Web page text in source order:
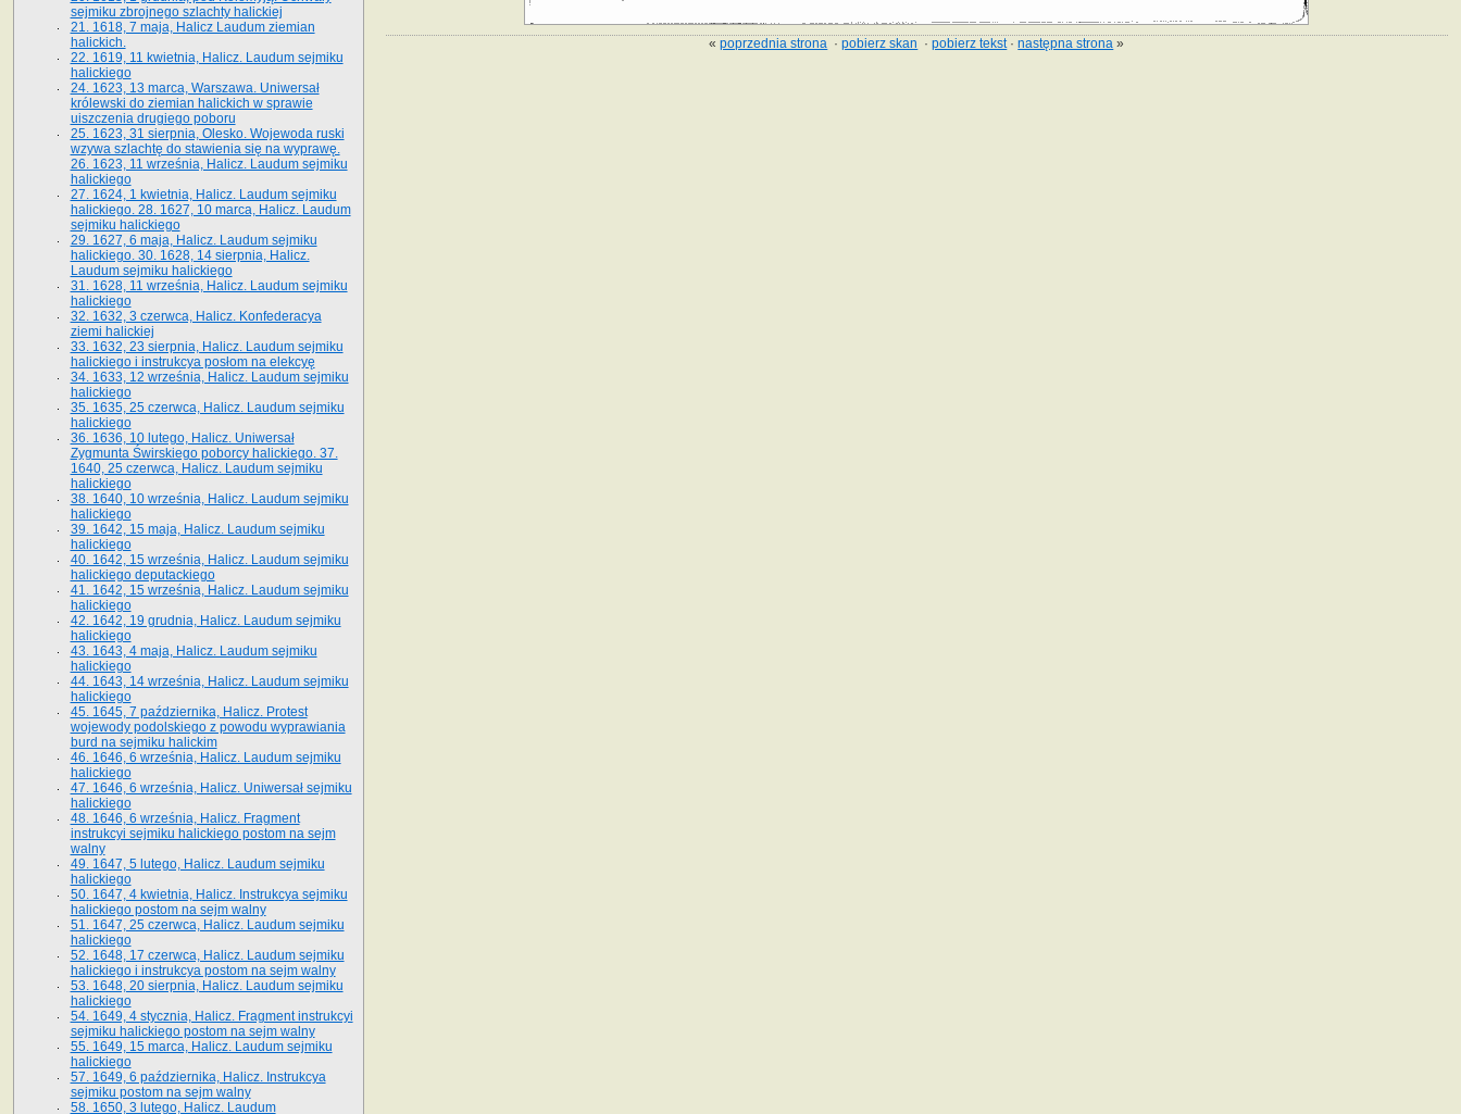
«poprzednia strona ·pobierz skan ·pobierz tekst·następna strona »
sejmiku zbrojnego szlachty halickiej
21. 1618, 7 maja, Halicz Laudum ziemian
halickich.
22. 1619, 11 kwietnia, Halicz. Laudum sejmiku
halickiego
24. 1623, 13 marca, Warszawa. Uniwersał
królewski do ziemian halickich w sprawie
uiszczenia drugiego poboru
25. 1623, 31 sierpnia, Olesko. Wojewoda ruski
wzywa szlachtę do stawienia się na wyprawę.
26. 1623, 11 września, Halicz. Laudum sejmiku
halickiego
27. 1624, 1 kwietnia, Halicz. Laudum sejmiku
halickiego. 28. 1627, 10 marca, Halicz. Laudum
sejmiku halickiego
29. 1627, 6 maja, Halicz. Laudum sejmiku
halickiego. 30. 1628, 14 sierpnia, Halicz.
Laudum sejmiku halickiego
31. 1628, 11 września, Halicz. Laudum sejmiku
halickiego
32. 1632, 3 czerwca, Halicz. Konfederacya
ziemi halickiej
33. 1632, 23 sierpnia, Halicz. Laudum sejmiku
halickiego i instrukcya posłom na elekcyę
34. 1633, 12 września, Halicz. Laudum sejmiku
halickiego
35. 1635, 25 czerwca, Halicz. Laudum sejmiku
halickiego
36. 1636, 10 lutego, Halicz. Uniwersał
Zygmunta Świrskiego poborcy halickiego. 37.
1640, 25 czerwca, Halicz. Laudum sejmiku
halickiego
38. 1640, 10 września, Halicz. Laudum sejmiku
halickiego
39. 1642, 15 maja, Halicz. Laudum sejmiku
halickiego
40. 1642, 15 września, Halicz. Laudum sejmiku
halickiego deputackiego
41. 1642, 15 września, Halicz. Laudum sejmiku
halickiego
42. 1642, 19 grudnia, Halicz. Laudum sejmiku
halickiego
43. 1643, 4 maja, Halicz. Laudum sejmiku
halickiego
44. 1643, 14 września, Halicz. Laudum sejmiku
halickiego
45. 1645, 7 października, Halicz. Protest
wojewody podolskiego z powodu wyprawiania
burd na sejmiku halickim
46. 1646, 6 września, Halicz. Laudum sejmiku
halickiego
47. 1646, 6 września, Halicz. Uniwersał sejmiku
halickiego
48. 1646, 6 września, Halicz. Fragment
instrukcyi sejmiku halickiego postom na sejm
walny
49. 1647, 5 lutego, Halicz. Laudum sejmiku
halickiego
50. 1647, 4 kwietnia, Halicz. Instrukcya sejmiku
halickiego postom na sejm walny
51. 1647, 25 czerwca, Halicz. Laudum sejmiku
halickiego
52. 1648, 17 czerwca, Halicz. Laudum sejmiku
halickiego i instrukcya postom na sejm walny
53. 1648, 20 sierpnia, Halicz. Laudum sejmiku
halickiego
54. 1649, 4 stycznia, Halicz. Fragment instrukcyi
sejmiku halickiego postom na sejm walny
55. 1649, 15 marca, Halicz. Laudum sejmiku
halickiego
57. 1649, 6 października, Halicz. Instrukcya
sejmiku postom na sejm walny
58. 1650, 3 lutego, Halicz. Laudum